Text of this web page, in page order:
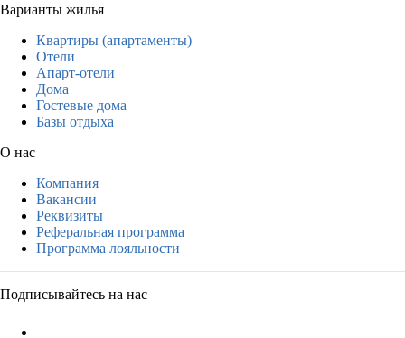
Варианты жилья
Квартиры (апартаменты)
Отели
Апарт-отели
Дома
Гостевые дома
Базы отдыха
О нас
Компания
Вакансии
Реквизиты
Реферальная программа
Программа лояльности
Подписывайтесь на нас